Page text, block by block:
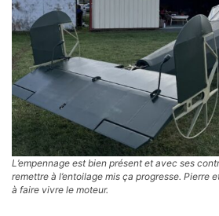
L’empennage est bien présent et avec ses
remettre à l’entoilage mis ça progresse. Pierre
à faire vivre le moteur.